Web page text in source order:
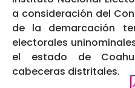
a consideración del
de la demarcación
electorales
el estado de
cabeceras distritales.